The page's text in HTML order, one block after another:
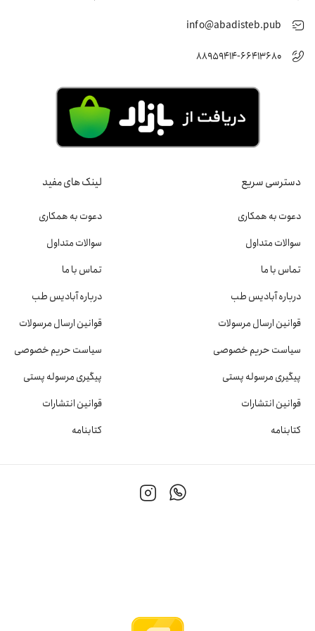
info@abadisteb.pub
88959414-66413680
دسترسی سریع
دعوت به همکاری
سوالات متداول
تماس با ما
درباره آبادیس طب
قوانین ارسال مرسولات
سیاست حریم خصوصی
پیگیری مرسوله پستی
قوانین انتشارات
کتابنامه
لینک های مفید
دعوت به همکاری
سوالات متداول
تماس با ما
درباره آبادیس طب
قوانین ارسال مرسولات
سیاست حریم خصوصی
پیگیری مرسوله پستی
قوانین انتشارات
کتابنامه